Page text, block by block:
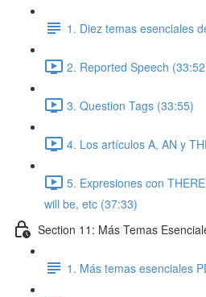
1. Diez temas esenciales
2. Reported Speech
3. Question Tags (33:55)
4. Los artículos A, AN y
5. Expresiones con
will be, etc (37:33)
Section 11: Más Temas
1. Más temas esenciales